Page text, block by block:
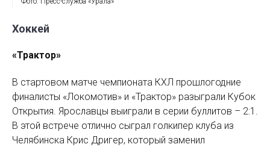
Хоккей
«Трактор»
В стартовом матче чемпионата КХЛ прошлогодние
финалисты «Локомотив» и «Трактор» разыграли Кубок
Открытия. Ярославцы выиграли в серии буллитов – 2:1.
В этой встрече отлично сыграл голкипер клуба из
Челябинска Крис Дригер, который заменил